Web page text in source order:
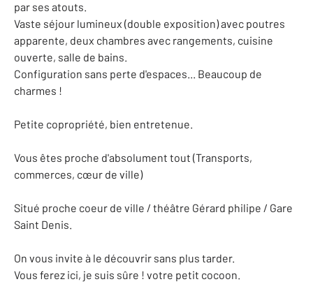
par ses atouts.
Vaste séjour lumineux (double exposition) avec poutres
apparente, deux chambres avec rangements, cuisine
ouverte, salle de bains.
Configuration sans perte d'espaces... Beaucoup de
charmes !
Petite copropriété, bien entretenue.
Vous êtes proche d'absolument tout (Transports,
commerces, cœur de ville)
Situé proche coeur de ville / théâtre Gérard philipe / Gare
Saint Denis.
On vous invite à le découvrir sans plus tarder.
Vous ferez ici, je suis sûre ! votre petit cocoon.